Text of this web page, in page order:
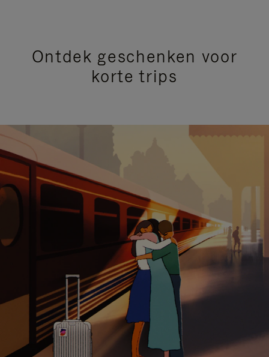
Ontdek geschenken voor
korte trips